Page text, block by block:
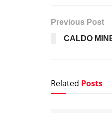
Previous Post
CALDO
Related Posts